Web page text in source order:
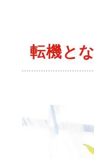
転機と